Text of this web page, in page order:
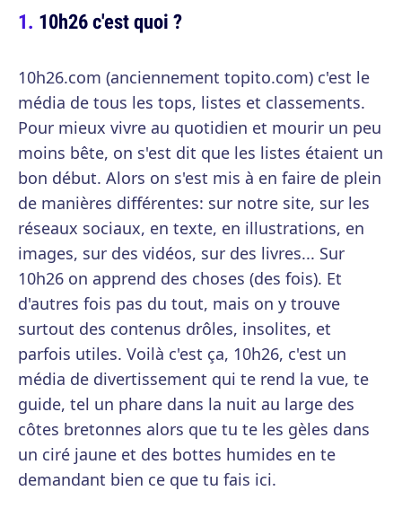
10h26 c'est quoi ?
10h26.com (anciennement topito.com) c'est le
média de tous les tops, listes et classements.
Pour mieux vivre au quotidien et mourir un peu
moins bête, on s'est dit que les listes étaient un
bon début. Alors on s'est mis à en faire de plein
de manières différentes: sur notre site, sur les
réseaux sociaux, en texte, en illustrations, en
images, sur des vidéos, sur des livres... Sur
10h26 on apprend des choses (des fois). Et
d'autres fois pas du tout, mais on y trouve
surtout des contenus drôles, insolites, et
parfois utiles. Voilà c'est ça, 10h26, c'est un
média de divertissement qui te rend la vue, te
guide, tel un phare dans la nuit au large des
côtes bretonnes alors que tu te les gèles dans
un ciré jaune et des bottes humides en te
demandant bien ce que tu fais ici.